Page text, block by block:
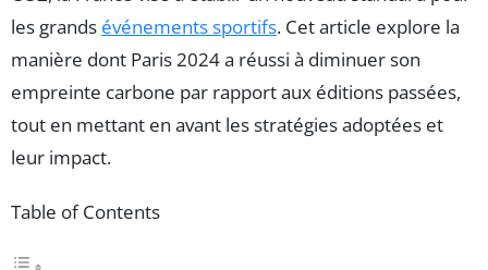
les grands événements sportifs. Cet article explore la
manière dont Paris 2024 a réussi à diminuer son
empreinte carbone par rapport aux éditions passées,
tout en mettant en avant les stratégies adoptées et
leur impact.
Table of Contents